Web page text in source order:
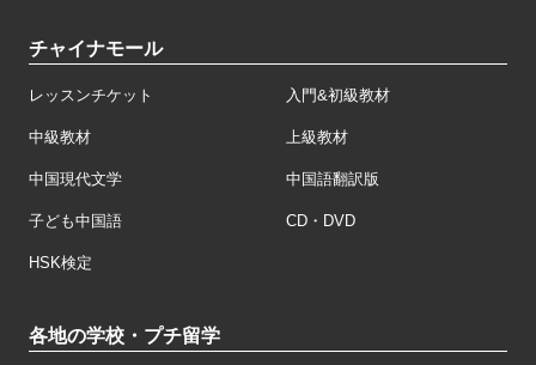
チャイナモール
レッスンチケット 入門&初級教材
中級教材 上級教材
中国現代文学 中国語翻訳版
子ども中国語 CD・DVD
HSK検定
各地の学校・プチ留学